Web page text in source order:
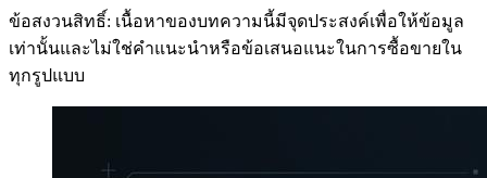
ข้อสงวนสิทธิ์: เนื้อหาของบทความนี้มีจุดประสงค์เพื่อให้ข้อมูล
เท่านั้นและไม่ใช่คำแนะนำหรือข้อเสนอแนะในการซื้อขายใน
ทุกรูปแบบ